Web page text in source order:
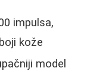
impulsa,
kože
model